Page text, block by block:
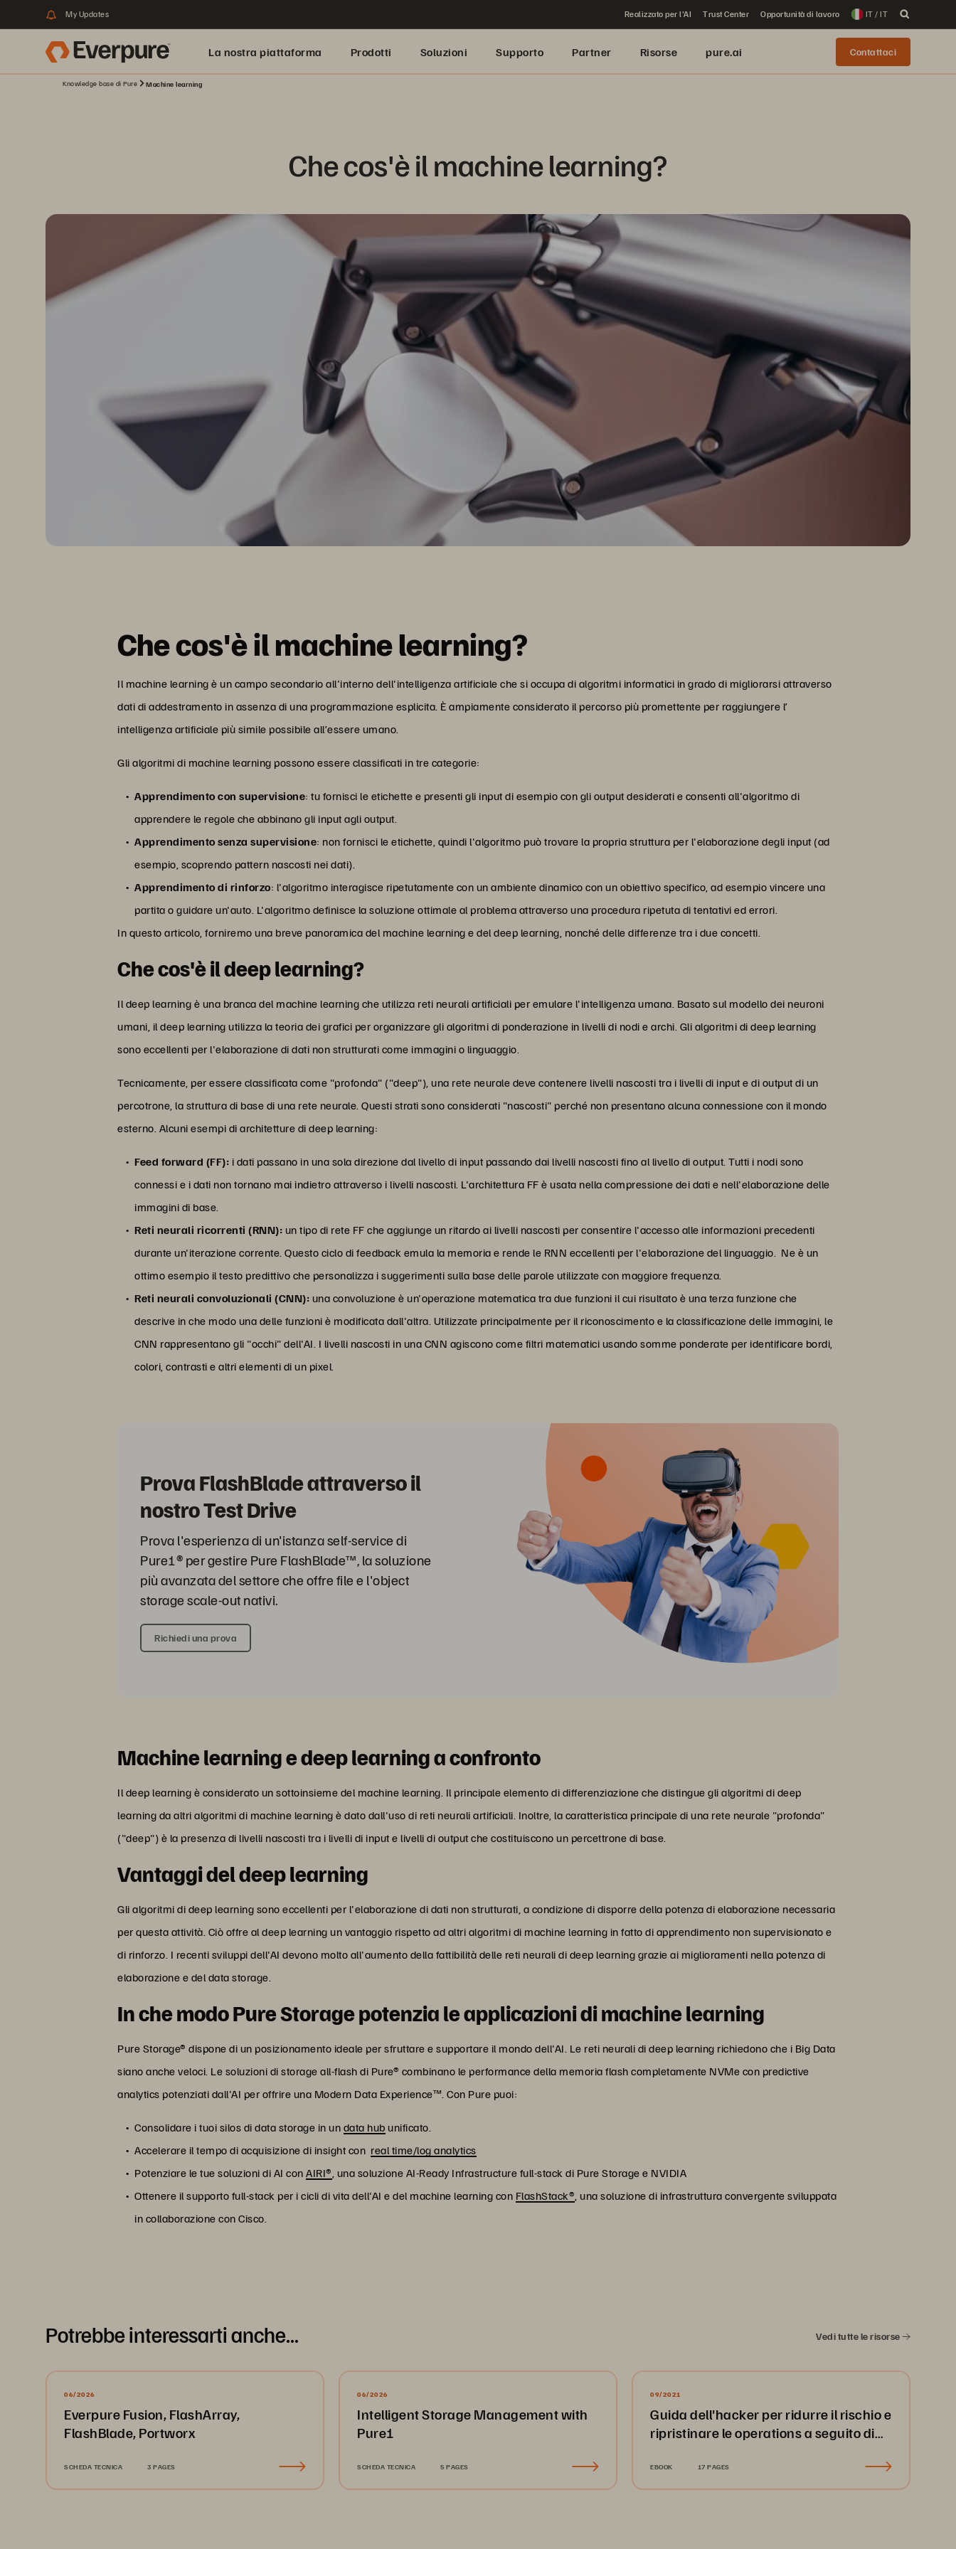
My Updates Realizzato per l'AI Trust Center Opportunità di lavoro IT / IT
La nostra piattaforma Prodotti Soluzioni Supporto Partner Risorse pure.ai Contattaci
Knowledge base di Pure Machine learning
Che cos'è il machine learning?
Che cos'è il machine learning?
Il machine learning è un campo secondario all'interno dell'intelligenza artificiale che si occupa di algoritmi informatici in grado di migliorarsi attraverso
dati di addestramento in assenza di una programmazione esplicita. È ampiamente considerato il percorso più promettente per raggiungere l’
intelligenza artificiale più simile possibile all’essere umano.
Gli algoritmi di machine learning possono essere classificati in tre categorie:
Apprendimento con supervisione: tu fornisci le etichette e presenti gli input di esempio con gli output desiderati e consenti all'algoritmo di
apprendere le regole che abbinano gli input agli output.
Apprendimento senza supervisione: non fornisci le etichette, quindi l'algoritmo può trovare la propria struttura per l'elaborazione degli input (ad
esempio, scoprendo pattern nascosti nei dati).
Apprendimento di rinforzo: l'algoritmo interagisce ripetutamente con un ambiente dinamico con un obiettivo specifico, ad esempio vincere una
partita o guidare un'auto. L'algoritmo definisce la soluzione ottimale al problema attraverso una procedura ripetuta di tentativi ed errori.
In questo articolo, forniremo una breve panoramica del machine learning e del deep learning, nonché delle differenze tra i due concetti.
Che cos'è il deep learning?
Il deep learning è una branca del machine learning che utilizza reti neurali artificiali per emulare l'intelligenza umana. Basato sul modello dei neuroni
umani, il deep learning utilizza la teoria dei grafici per organizzare gli algoritmi di ponderazione in livelli di nodi e archi. Gli algoritmi di deep learning
sono eccellenti per l'elaborazione di dati non strutturati come immagini o linguaggio.
Tecnicamente, per essere classificata come "profonda" ("deep"), una rete neurale deve contenere livelli nascosti tra i livelli di input e di output di un
percotrone, la struttura di base di una rete neurale. Questi strati sono considerati "nascosti" perché non presentano alcuna connessione con il mondo
esterno. Alcuni esempi di architetture di deep learning:
Feed forward (FF): i dati passano in una sola direzione dal livello di input passando dai livelli nascosti fino al livello di output. Tutti i nodi sono
connessi e i dati non tornano mai indietro attraverso i livelli nascosti. L'architettura FF è usata nella compressione dei dati e nell'elaborazione delle
immagini di base.
Reti neurali ricorrenti (RNN): un tipo di rete FF che aggiunge un ritardo ai livelli nascosti per consentire l'accesso alle informazioni precedenti
durante un'iterazione corrente. Questo ciclo di feedback emula la memoria e rende le RNN eccellenti per l'elaborazione del linguaggio. Ne è un
ottimo esempio il testo predittivo che personalizza i suggerimenti sulla base delle parole utilizzate con maggiore frequenza.
Reti neurali convoluzionali (CNN): una convoluzione è un'operazione matematica tra due funzioni il cui risultato è una terza funzione che
descrive in che modo una delle funzioni è modificata dall'altra. Utilizzate principalmente per il riconoscimento e la classificazione delle immagini, le
CNN rappresentano gli "occhi" dell'AI. I livelli nascosti in una CNN agiscono come filtri matematici usando somme ponderate per identificare bordi,
colori, contrasti e altri elementi di un pixel.
Prova FlashBlade attraverso il
nostro Test Drive
Prova l'esperienza di un'istanza self-service di
Pure1® per gestire Pure FlashBlade™, la soluzione
più avanzata del settore che offre file e l'object
storage scale-out nativi.
Richiedi una prova
Machine learning e deep learning a confronto
Il deep learning è considerato un sottoinsieme del machine learning. Il principale elemento di differenziazione che distingue gli algoritmi di deep
learning da altri algoritmi di machine learning è dato dall'uso di reti neurali artificiali. Inoltre, la caratteristica principale di una rete neurale "profonda"
("deep") è la presenza di livelli nascosti tra i livelli di input e livelli di output che costituiscono un percettrone di base.
Vantaggi del deep learning
Gli algoritmi di deep learning sono eccellenti per l'elaborazione di dati non strutturati, a condizione di disporre della potenza di elaborazione necessaria
per questa attività. Ciò offre al deep learning un vantaggio rispetto ad altri algoritmi di machine learning in fatto di apprendimento non supervisionato e
di rinforzo. I recenti sviluppi dell'AI devono molto all'aumento della fattibilità delle reti neurali di deep learning grazie ai miglioramenti nella potenza di
elaborazione e del data storage.
In che modo Pure Storage potenzia le applicazioni di machine learning
Pure Storage® dispone di un posizionamento ideale per sfruttare e supportare il mondo dell'AI. Le reti neurali di deep learning richiedono che i Big Data
siano anche veloci. Le soluzioni di storage all-flash di Pure® combinano le performance della memoria flash completamente NVMe con predictive
analytics potenziati dall'AI per offrire una Modern Data Experience™. Con Pure puoi:
Consolidare i tuoi silos di data storage in un data hub unificato.
Accelerare il tempo di acquisizione di insight con real time/log analytics
Potenziare le tue soluzioni di AI conAIRI® , una soluzione AI-Ready Infrastructure full-stack di Pure Storage e NVIDIA
Ottenere il supporto full-stack per i cicli di vita dell'AI e del machine learning con FlashStack® , una soluzione di infrastruttura convergente sviluppata
in collaborazione con Cisco.
Potrebbe interessarti anche... Vedi tutte le risorse
06/2026
Everpure Fusion, FlashArray,
FlashBlade, Portworx
SCHEDA TECNICA 3 PAGES
06/2026
Intelligent Storage Management with
Pure1
SCHEDA TECNICA 5 PAGES
09/2021
Guida dell'hacker per ridurre il rischio e
ripristinare le operations a seguito di
EBOOK 17 PAGES